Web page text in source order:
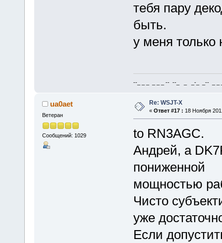
тебя пару
быть.
у меня только
--_ _ _ _ _ _ -- --_ _ _-_ _-- _ _
ua0aet
Ветеран
Сообщений: 1029
Re: WSJT-X
« Ответ #17 : 18 Ноября
to RN3AGC.
Андрей, а
пониженной
мощностью
Чисто
уже
Если